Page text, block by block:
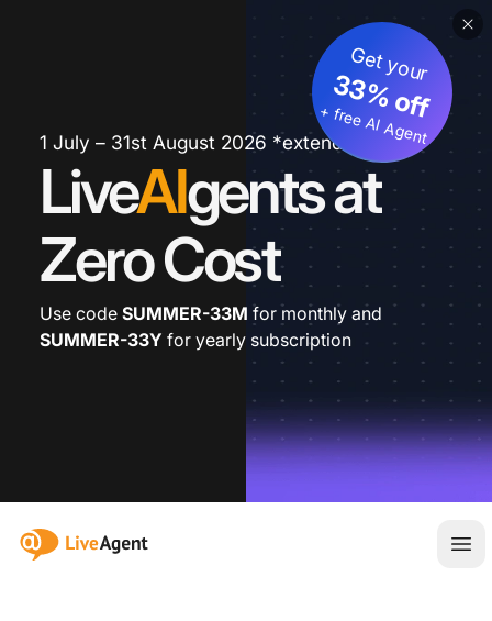
1 July – 31st August 2026 *extended
LiveAIgents at
Zero Cost
Get your
33% off
+ free AI Agent
Use code SUMMER-33M for monthly and
SUMMER-33Y for yearly subscription
:site.title